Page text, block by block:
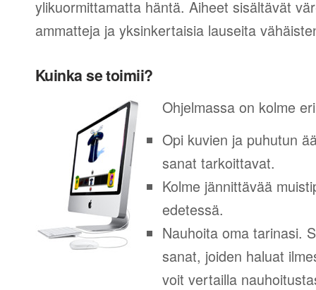
ylikuormittamatta häntä. Aiheet sisältävät
ammatteja ja yksinkertaisia lauseita
Kuinka se toimii?
Ohjelmassa on kolme
Opi kuvien ja puhutun
sanat tarkoittavat.
Kolme jännittävää
edetessä.
Nauhoita oma tarinasi.
sanat, joiden haluat
voit vertailla